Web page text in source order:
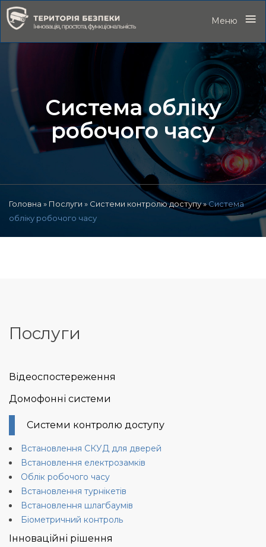
Меню ≡
Система обліку
робочого часу
Головна » Послуги » Системи контролю доступу»Система
обліку робочого часу
Послуги
Відеоспостереження
Домофонні системи
Системи контролю доступу
Встановлення СКУД для дверей
Встановлення електрозамків
Облік робочого часу
Встановлення турнікетів
Встановлення шлагбаумів
Біометричний контроль
Інноваційні рішення